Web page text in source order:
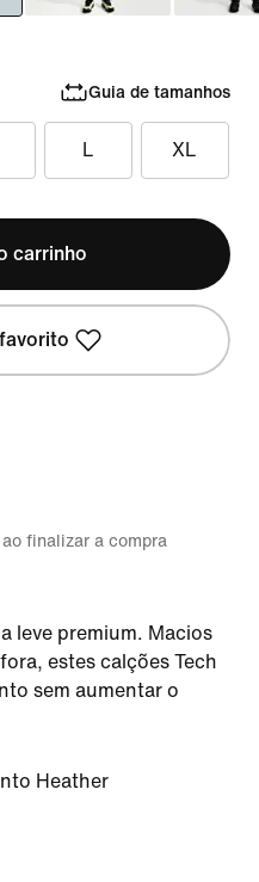
Guia de tamanhos
L XL
carrinho
finalizar a compra
leve premium. Macios
estes calções Tech
sem aumentar o
Heather